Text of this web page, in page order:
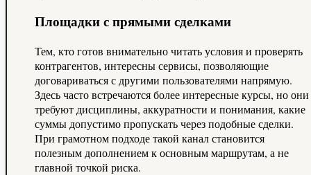
Площадки с прямыми сделками
Тем, кто готов внимательно читать условия и проверять
контрагентов, интересны сервисы, позволяющие
договариваться с другими пользователями напрямую.
Здесь часто встречаются более интересные курсы, но они
требуют дисциплины, аккуратности и понимания, какие
суммы допустимо пропускать через подобные сделки.
При грамотном подходе такой канал становится
полезным дополнением к основным маршрутам, а не
главной точкой риска.